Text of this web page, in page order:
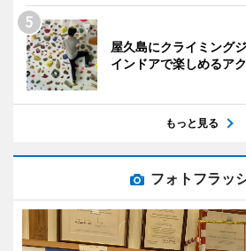
屋久島にクライミング
インドアで楽しめるア
もっと見る
フォトフラッ